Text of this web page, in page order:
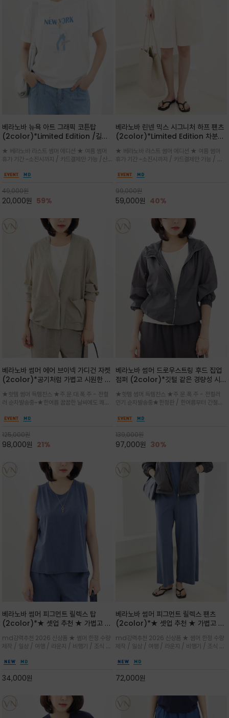
베라노바 뉴욕 아트 그래픽 코튼탑
(2color)*Limited Edition /길어
세요 ^^
★ 베라노바 라스트 썸머 에디션 ★ 여름 썸머
휴가 기간 ~소진시까지 / 카드결제만 가능 /산뜻
레터링과 감각적인 일러스트 프린트가 어우러져
49,000원
20,000원 59%
베라노바 린넨 믹스 시그니처 하프 팬츠
(2color)*Limited Edition 차분한
진 여름의 끝자락까지 멋스럽게 연출하
세요 ^^
★ 베라노바 라스트 썸머 에디션 ★ 여름 썸머
휴가 기간 ~소진시까지 / 카드결제만 가능 / 앞
게 체형을 커버해 우아한 비율을 완성
99,000원
59,000원 40%
베라노바 썸머 에어 브이넥 가디건 자켓
(2color)*공기처럼 가볍고 시원한 나
브이넥 디자인이라 부담없이 쓱쓱~걸치
는 꾸안꾸!!가볍고 바스락한 나일론 블렌
드 소재감이 세련된 무드를 더해주는 가
★핫템 썸머 득템찬스 ★주.문.대.폭.주 - 전컬
러 순차발송중~★한여름 꿉꿉한 날씨에도 쾌적
일 자켓은 가벼운 무게감과 방수성 덕분에 여름
등과 밸런스를 맞춥니다
125,000원
98,000원 21%
베라노바 썸머 드로우스트링 후드 집업
점퍼 (2color)*깃털 같은 경량성 시원
(Volume Fit)가볍지만 입체적인 실
루엣을 유지하는 구조적 디자인
★핫템 썸머 득템찬스 ★주.문.폭.주 - 전컬러
인기 순차발송중★한정판 / 한여름부터 간절기
단 스토퍼 디테일로 핏 조절이 가능해 실용적/바
가볍게 비치는 세련된후드
139,000원
97,000원 30%
베라노바 썸머 피그먼트 릴렉스 탑
(2color)*★ 셋업 추천 ★ 가볍고 부
튼 소재로 완성
md강력추천 2026 신상품 ★ 썸머 한정 수량
제작 / 일상 / 여행 / 라운지 / 비행기 / 조식 /
그먼트로 제작되어 편하고 가볍게 후회없으실 아
34,000원
베라노바 썸머 피그먼트 릴렉스 팬츠
(2color)*★ 셋업 추천 ★ 가볍고 부
튼 소재로 완성
md강력추천 2026 신상품 ★ 썸머 한정 수량
제작 / 일상 / 여행 / 라운지 / 비행기 / 조식 /
그먼트로 제작되어 편하고 가볍게 후회없으실 아
72,000원